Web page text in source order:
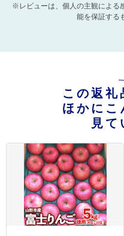
※レビューは、個人の主観による
能を保証する
この返礼
ほかにこ
見て